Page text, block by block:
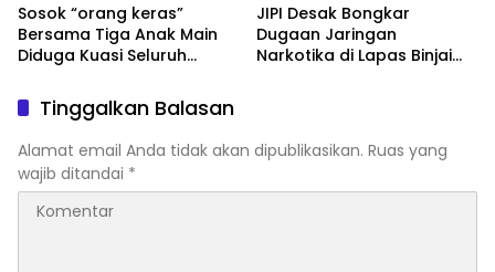
Sosok “orang keras”
Bersama Tiga Anak Main
Diduga Kuasi Seluruh
Medan
JIPI Desak Bongkar
Dugaan Jaringan
Narkotika di Lapas Binjai
Tinggalkan Balasan
Alamat email Anda tidak akan dipublikasikan. Ruas yang
wajib ditandai *